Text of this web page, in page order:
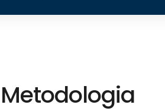
Metodologia